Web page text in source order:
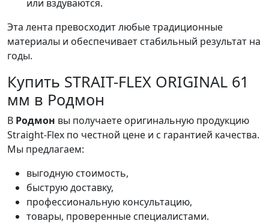
или вздуваются.
Эта лента превосходит любые традиционные
материалы и обеспечивает стабильный результат на
годы.
Купить STRAIT-FLEX ORIGINAL 61
мм в Родмон
В Родмон вы получаете оригинальную продукцию
Straight-Flex по честной цене и с гарантией качества.
Мы предлагаем:
выгодную стоимость,
быструю доставку,
профессиональную консультацию,
товары, проверенные специалистами.